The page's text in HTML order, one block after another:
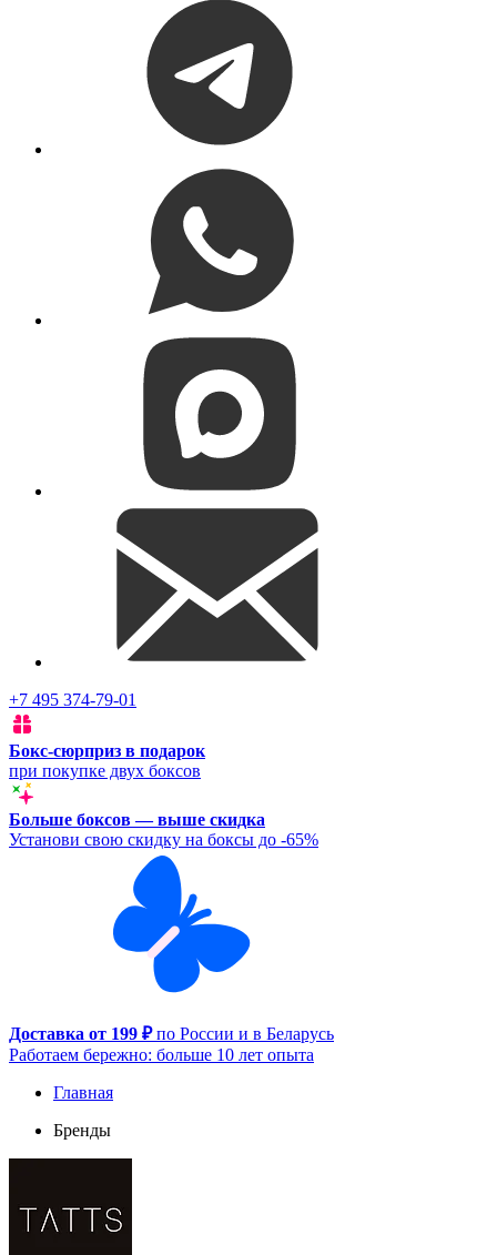
+7 495 374-79-01
Бокс-сюрприз в подарок
при покупке двух боксов
Больше боксов — выше скидка
Установи свою скидку на боксы до -65%
Доставка от 199 ₽по России и в Беларусь
Работаем бережно: больше 10 лет опыта
Главная
Бренды